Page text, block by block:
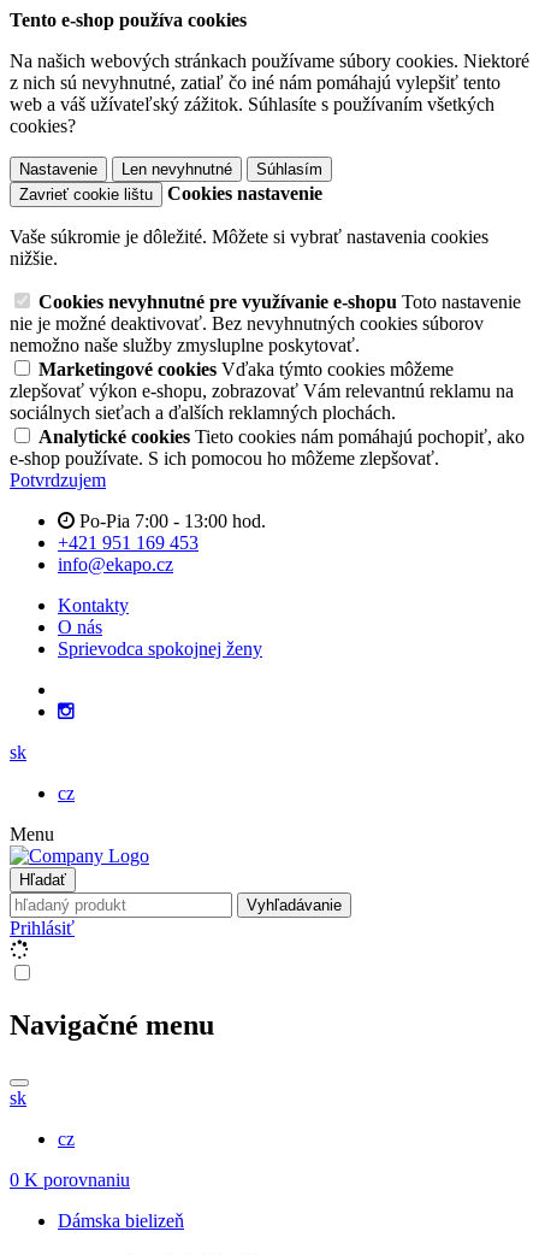
Tento e-shop používa cookies
Na našich webových stránkach používame súbory cookies. Niektoré
z nich sú nevyhnutné, zatiaľ čo iné nám pomáhajú vylepšiť tento
web a váš užívateľský zážitok. Súhlasíte s používaním všetkých
cookies?
Nastavenie Len nevyhnutné
Súhlasím
Zavrieť cookie lištu
Cookies nastavenie
Vaše súkromie je dôležité. Môžete si vybrať nastavenia cookies
nižšie.
Cookies nevyhnutné pre využívanie e-shopu Toto nastavenie
nie je možné deaktivovať. Bez nevyhnutných cookies súborov
nemožno naše služby zmysluplne poskytovať.
Marketingové cookies Vďaka týmto cookies môžeme
zlepšovať výkon e-shopu, zobrazovať Vám relevantnú reklamu na
sociálnych sieťach a ďalších reklamných plochách.
Analytické cookies Tieto cookies nám pomáhajú pochopiť, ako
e-shop používate. S ich pomocou ho môžeme zlepšovať.
Potvrdzujem
Po-Pia 7:00 - 13:00 hod.
+421 951 169 453
info@ekapo.cz
Kontakty
O nás
Sprievodca spokojnej ženy
sk
cz
Menu
Hľadať
Vyhľadávanie
Prihlásiť
Navigačné menu
sk
cz
0 K porovnaniu
Dámska bielizeň